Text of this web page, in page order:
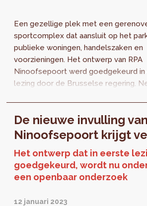
Een gezellige plek met een
sportcomplex dat aansluit op het
publieke woningen, handelszaken en
voorzieningen. Het ontwerp van RPA
Ninoofsepoort werd goedgekeurd
lezing door de Brusselse regering.
De nieuwe invulling
Ninoofsepoort krijgt
Het ontwerp dat in eerste
goedgekeurd, wordt nu
een openbaar onderzoek
12 januari 2023